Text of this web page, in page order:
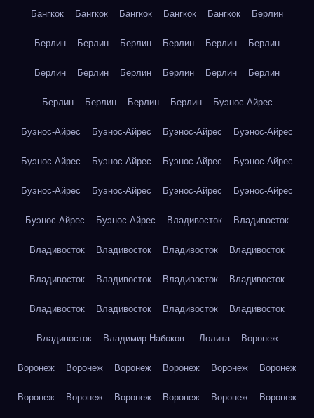
Бангкок Бангкок Бангкок Бангкок Бангкок Берлин
Берлин Берлин Берлин Берлин Берлин Берлин
Берлин Берлин Берлин Берлин Берлин Берлин
Берлин Берлин Берлин Берлин Буэнос-Айрес
Буэнос-Айрес Буэнос-Айрес Буэнос-Айрес Буэнос-Айрес
Буэнос-Айрес Буэнос-Айрес Буэнос-Айрес Буэнос-Айрес
Буэнос-Айрес Буэнос-Айрес Буэнос-Айрес Буэнос-Айрес
Буэнос-Айрес Буэнос-Айрес Владивосток Владивосток
Владивосток Владивосток Владивосток Владивосток
Владивосток Владивосток Владивосток Владивосток
Владивосток Владивосток Владивосток Владивосток
Владивосток Владимир Набоков — Лолита Воронеж
Воронеж Воронеж Воронеж Воронеж Воронеж Воронеж
Воронеж Воронеж Воронеж Воронеж Воронеж Воронеж